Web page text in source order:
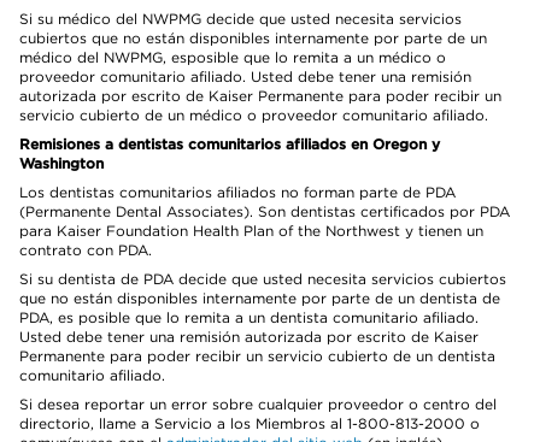
Si su médico del NWPMG decide que usted necesita servicios
cubiertos que no están disponibles internamente por parte de un
médico del NWPMG, esposible que lo remita a un médico o
proveedor comunitario afiliado. Usted debe tener una remisión
autorizada por escrito de Kaiser Permanente para poder recibir un
servicio cubierto de un médico o proveedor comunitario afiliado.
Remisiones a dentistas comunitarios afiliados en Oregon y
Washington
Los dentistas comunitarios afiliados no forman parte de PDA
(Permanente Dental Associates). Son dentistas certificados por PDA
para Kaiser Foundation Health Plan of the Northwest y tienen un
contrato con PDA.
Si su dentista de PDA decide que usted necesita servicios cubiertos
que no están disponibles internamente por parte de un dentista de
PDA, es posible que lo remita a un dentista comunitario afiliado.
Usted debe tener una remisión autorizada por escrito de Kaiser
Permanente para poder recibir un servicio cubierto de un dentista
comunitario afiliado.
Si desea reportar un error sobre cualquier proveedor o centro del
directorio, llame a Servicio a los Miembros al 1-800-813-2000 o